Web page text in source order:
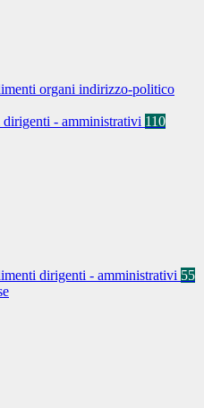
organi indirizzo-politico
- amministrativi 110
dirigenti - amministrativi 55